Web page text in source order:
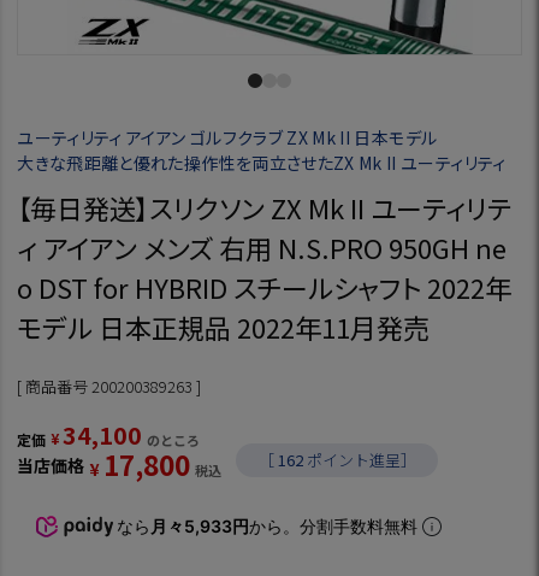
ユーティリティ アイアン ゴルフクラブ ZX Mk II 日本モデル
大きな飛距離と優れた操作性を両立させたZX Mk II ユーティリティ
【毎日発送】スリクソン ZX Mk II ユーティリテ
ィ アイアン メンズ 右用 N.S.PRO 950GH ne
o DST for HYBRID スチールシャフト 2022年
モデル 日本正規品 2022年11月発売
商品番号 200200389263
定価 ¥34,100 のところ
当店価格 ¥ 17,800 税込 ［162 ポイント進呈］
なら 月々5,933円から。分割手数料無料